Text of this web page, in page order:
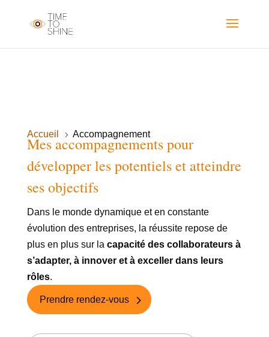
Accueil 5 Accompagnement
Mes accompagnements pour
développer les potentiels et atteindre
ses objectifs
Dans le monde dynamique et en constante
évolution des entreprises, la réussite repose de
plus en plus sur la capacité des collaborateurs à
s’adapter, à innover et à exceller dans leurs
rôles.
Prendre rendez-vous